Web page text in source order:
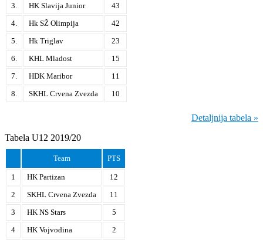
3.
HK Slavija Junior
43
4.
Hk SŽ Olimpija
42
5.
Hk Triglav
23
6.
KHL Mladost
15
7.
HDK Maribor
11
8.
SKHL Crvena Zvezda 10
Detaljnija tabela »
Tabela U12 2019/20
Team PTS
1 HK Partizan
12
2
SKHL Crvena Zvezda
11
3
HK NS Stars
5
4
HK Vojvodina
2